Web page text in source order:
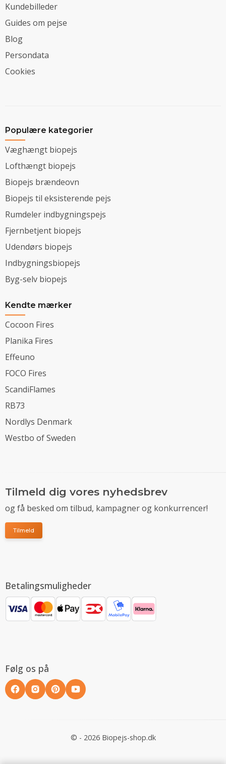
Kundebilleder
Guides om pejse
Blog
Persondata
Cookies
Populære kategorier
Væghængt biopejs
Lofthængt biopejs
Biopejs brændeovn
Biopejs til eksisterende pejs
Rumdeler indbygningspejs
Fjernbetjent biopejs
Udendørs biopejs
Indbygningsbiopejs
Byg-selv biopejs
Kendte mærker
Cocoon Fires
Planika Fires
Effeuno
FOCO Fires
ScandiFlames
RB73
Nordlys Denmark
Westbo of Sweden
Tilmeld dig vores nyhedsbrev
og få besked om tilbud, kampagner og konkurrencer!
Tilmeld
Betalingsmuligheder
Følg os på
© - 2026 Biopejs-shop.dk